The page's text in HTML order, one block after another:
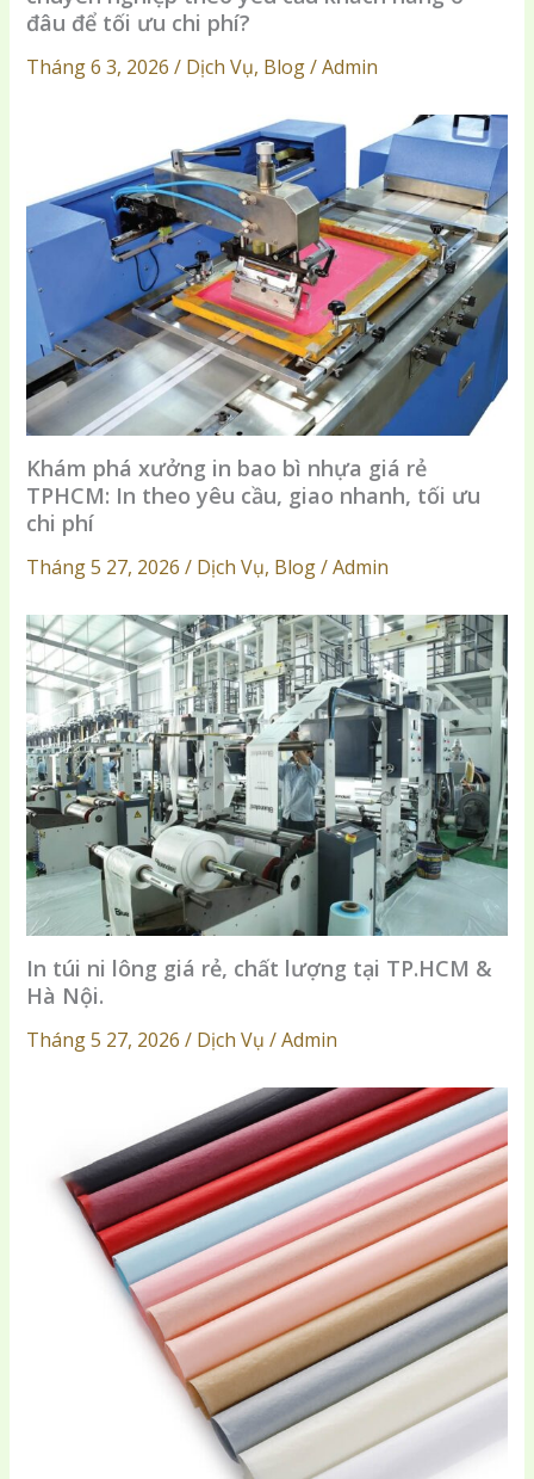
đâu để tối ưu chi phí?
Tháng 6 3, 2026 / Dịch Vụ, Blog / Admin
Khám phá xưởng in bao bì nhựa giá rẻ
TPHCM: In theo yêu cầu, giao nhanh, tối ưu
chi phí
Tháng 5 27, 2026 / Dịch Vụ, Blog / Admin
In túi ni lông giá rẻ, chất lượng tại TP.HCM &
Hà Nội.
Tháng 5 27, 2026 / Dịch Vụ / Admin